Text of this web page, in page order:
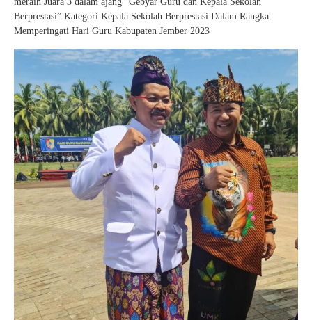
Berprestasi” Kategori Kepala Sekolah Berprestasi Dalam Rangka
Memperingati Hari Guru Kabupaten Jember 2023